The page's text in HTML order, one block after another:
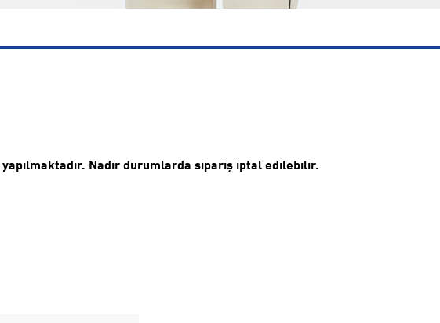
yapılmaktadır. Nadir durumlarda sipariş iptal edilebilir.